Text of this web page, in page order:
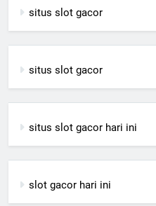
situs slot gacor
situs slot gacor
situs slot gacor hari ini
slot gacor hari ini